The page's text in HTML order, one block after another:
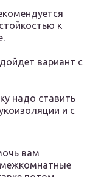
к
вариант с
надо ставить
и с
вам